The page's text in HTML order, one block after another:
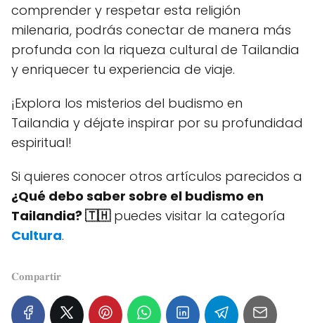
comprender y respetar esta religión
milenaria, podrás conectar de manera más
profunda con la riqueza cultural de Tailandia
y enriquecer tu experiencia de viaje.
¡Explora los misterios del budismo en
Tailandia y déjate inspirar por su profundidad
espiritual!
Si quieres conocer otros artículos parecidos a
¿Qué debo saber sobre el budismo en
Tailandia? 🇹🇭puedes visitar la categoría
Cultura.
𝐂𝐨𝐦𝐩𝐚𝐫𝐭𝐢𝐫